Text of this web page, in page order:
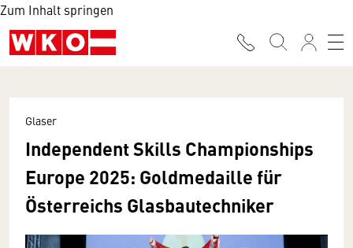
Zum Inhalt springen
Glaser
Independent Skills Championships
Europe 2025: Goldmedaille für
Österreichs Glasbautechniker